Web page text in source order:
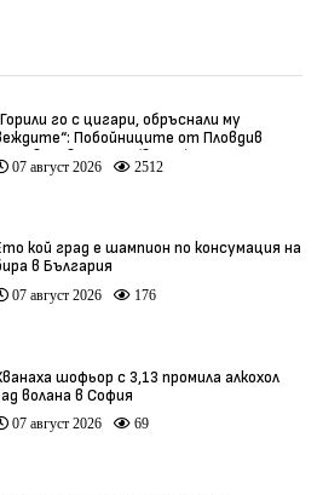
го с цигари, обръснали му
Побойниците от Пловдив
в ареста (видео)
07 август 2026 2512
кой град е шампион по консумация на
в България
07 август 2026 176
шофьор с 3,13 промила алкохол
волана в София
07 август 2026 69